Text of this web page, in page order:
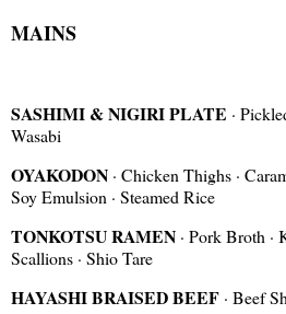
MAINS
SASHIMI & NIGIRI PLATE ·
Wasabi
OYAKODON · Chicken Thighs ·
Soy Emulsion · Steamed Rice
TONKOTSU RAMEN · Pork Broth ·
Scallions · Shio Tare
HAYASHI BRAISED BEEF · Beef